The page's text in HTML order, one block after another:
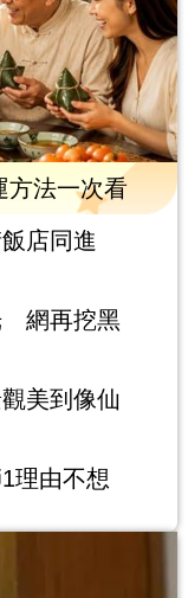
方法一次看
店同進
網再挖黑
美到像仙
理由不想